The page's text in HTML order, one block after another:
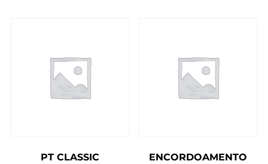
PT CLASSIC
ENCORDOAMENTO